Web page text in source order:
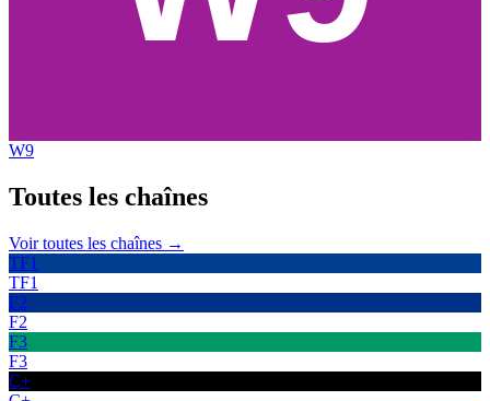
W9
Toutes les chaînes
Voir toutes les chaînes →
TF1
TF1
F2
F2
F3
F3
C+